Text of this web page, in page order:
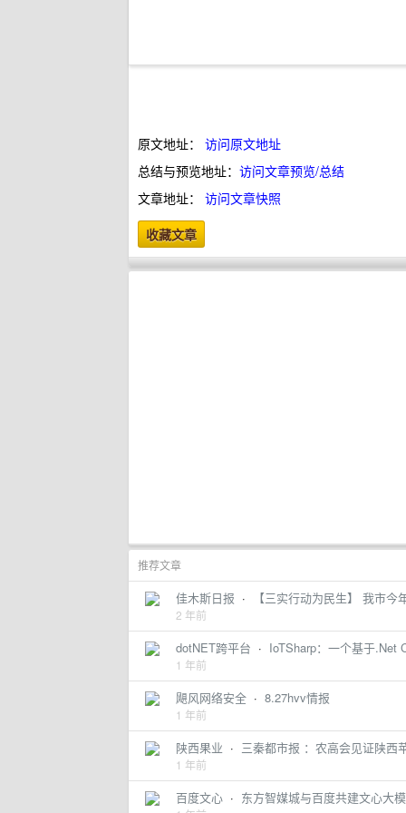
原文地址： 访问原文地址
总结与预览地址： 访问文章预览/总结
文章地址： 访问文章快照
推荐文章
佳木斯日报 · 【三实行动为民生】 我市
2 年前
dotNET跨平台 · IoTSharp：一个基于.Net
1 年前
飓风网络安全 · 8.27hvv情报
1 年前
陕西果业 · 三秦都市报 ：农高会见证陕西
1 年前
百度文心 · 东方智媒城与百度共建文心大